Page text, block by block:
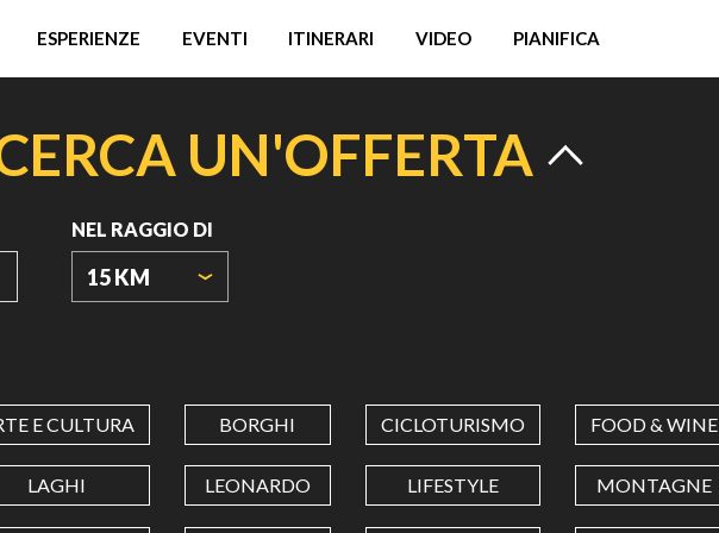
ESPERIENZE EVENTI ITINERARI VIDEO PIANIFICA
UN'OFFERTA
NEL RAGGIO DI
15 KM
E CULTURA BORGHI CICLOTURISMO FOOD & WINE
LAGHI LEONARDO LIFESTYLE MONTAGNE